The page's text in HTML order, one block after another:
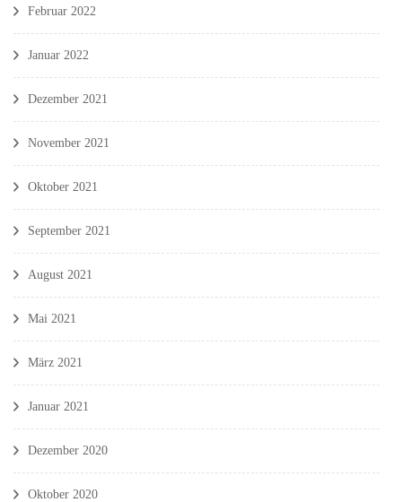
Februar 2022
Januar 2022
Dezember 2021
November 2021
Oktober 2021
September 2021
August 2021
Mai 2021
März 2021
Januar 2021
Dezember 2020
Oktober 2020